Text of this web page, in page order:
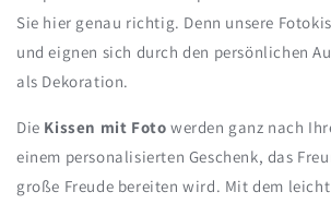
Sie hier genau richtig. Denn unsere
und eignen sich durch den persönlichen
als Dekoration.
Die Kissen mit Foto werden ganz nach
einem personalisierten Geschenk, das
große Freude bereiten wird. Mit dem